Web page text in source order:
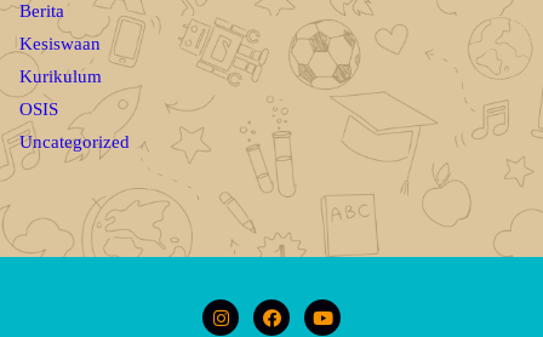
Berita
Kesiswaan
Kurikulum
OSIS
Uncategorized